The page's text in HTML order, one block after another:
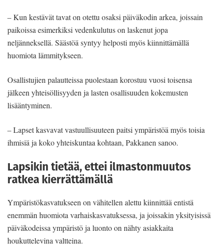
– Kun kestävät tavat on otettu osaksi päiväkodin arkea, joissain
paikoissa esimerkiksi vedenkulutus on laskenut jopa
neljänneksellä. Säästöä syntyy helposti myös kiinnittämällä
huomiota lämmitykseen.
Osallistujien palautteissa puolestaan korostuu vuosi toisensa
jälkeen yhteisöllisyyden ja lasten osallisuuden kokemusten
lisääntyminen.
– Lapset kasvavat vastuullisuuteen paitsi ympäristöä myös toisia
ihmisiä ja koko yhteiskuntaa kohtaan, Pakkanen sanoo.
Lapsikin tietää, ettei ilmastonmuutos
ratkea kierrättämällä
Ympäristökasvatukseen on vähitellen alettu kiinnittää entistä
enemmän huomiota varhaiskasvatuksessa, ja joissakin yksityisissä
päiväkodeissa ympäristö ja luonto on nähty asiakkaita
houkuttelevina valtteina.